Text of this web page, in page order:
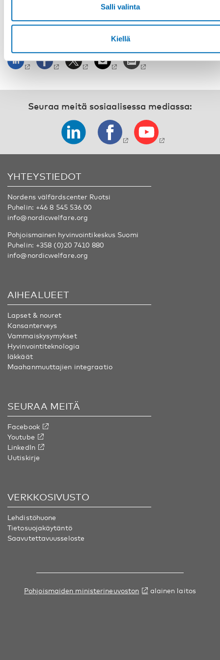
Salli valinta
Kiellä
Ilmoittautuminen ja tapahtuman tiedot
Seuraa meitä sosiaalisessa mediassa:
YHTEYSTIEDOT
Nordens välfärdscenter Ruotsi
Puhelin: +46 8 545 536 00
info@nordicwelfare.org
Pohjoismainen hyvinvointikeskus Suomi
Puhelin: +358 (0)20 7410 880
info@nordicwelfare.org
AIHEALUEET
Lapset & nouret
Kansanterveys
Vammaiskysymykset
Hyvinvointiteknologia
Iäkkäät
Maahanmuuttajien integraatio
SEURAA MEITÄ
Facebook
Youtube
LinkedIn
Uutiskirje
VERKKOSIVUSTO
Lehdistöhuone
Tietosuojakäytäntö
Saavutettavuusseloste
Pohjoismaiden ministerineuvoston alainen laitos